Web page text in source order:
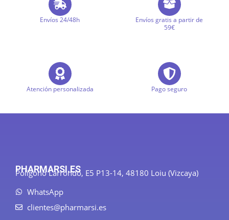
Envíos 24/48h
Envíos gratis a partir de
59€
Atención personalizada Pago seguro
PHARMARSI.ES
Polígono Larrondo, E5 P13-14, 48180 Loiu (Vizcaya)
WhatsApp
clientes@pharmarsi.es